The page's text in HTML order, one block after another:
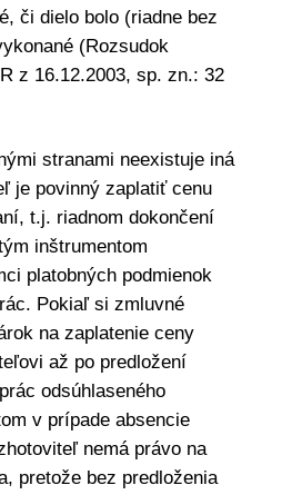
či dielo bolo (riadne bez
(Rozsudok
z 16.12.2003, sp. zn.: 32
stranami neexistuje iná
je povinný zaplatiť cenu
t.j. riadnom dokončení
inštrumentom
platobných podmienok
Pokiaľ si zmluvné
na zaplatenie ceny
až po predložení
odsúhlaseného
v prípade absencie
nemá právo na
pretože bez predloženia